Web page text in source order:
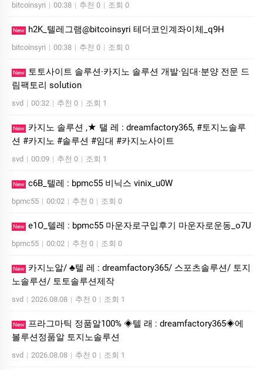
bitcoinsyri | 00:38 | 추천 0 | 조회 0
New h2K_텔레그램@bitcoinsyri 테더코인계좌이체_q9H
bitcoinsyri | 00:38 | 추천 0 | 조회 0
New
토토사이트 솔루션·카지노 솔루션 개발·임대·분양 전문 드
림팩토리 solution
svd | 00:32 | 추천 0 | 조회 1
New
카지노 솔루션 ,★ 탤 레 : dreamfactory365, #토지노솔루
션 #카지노 #솔루션 #임대 #카지노사이트
svd | 00:09 | 추천 0 | 조회 1
New c6B_텔레 : bpmc55 비닉스 vinix_u0W
bpmc55 | 00:02 | 추천 0 | 조회 0
New e1O_텔레 : bpmc55 마운자로구입후기 마운자로운동_o7U
bpmc55 | 00:02 | 추천 0 | 조회 0
New
카지노알/ ♣텔 레 : dreamfactory365/ 스포츠솔루션/ 토지
노솔루션/ 토토솔루션제작
svd | 2026.08.08 | 추천 0 | 조회 1
New
프라그마틱 정품알100% ◈텔 래 : dreamfactory365◈에
볼루션정품알 토지노솔루션
svd | 2026.08.08 | 추천 0 | 조회 1